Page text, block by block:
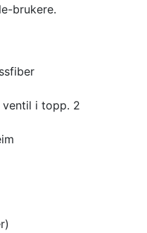
brukere.
ventil i topp. 2